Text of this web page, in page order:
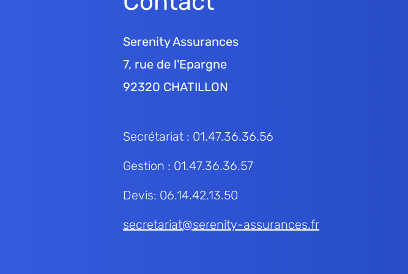
Serenity Assurances
7, rue de l'Epargne
92320 CHATILLON
Secrétariat : 01.47.36.36.56
Gestion : 01.47.36.36.57
Devis: 06.14.42.13.50
secretariat@serenity-assurances.fr